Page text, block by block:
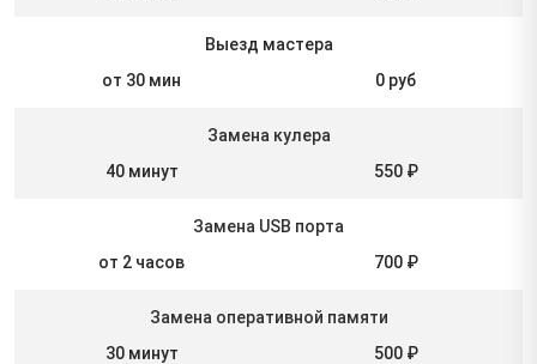
Выезд мастера
от 30 мин
0 руб
Замена кулера
40 минут
550 ₽
Замена USB порта
от 2 часов
700 ₽
Замена оперативной памяти
30 минут
500 ₽